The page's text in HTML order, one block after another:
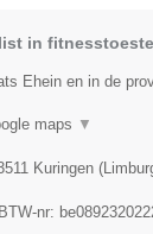
in
Ehein en in de
maps ▼
Kuringen (
BTW-nr: